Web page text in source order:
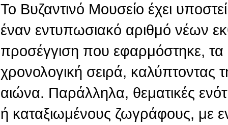
Το Βυζαντινό Μουσείο έχει υποστεί
έναν εντυπωσιακό αριθμό νέων
προσέγγιση που εφαρμόστηκε, τα
χρονολογική σειρά, καλύπτοντας
αιώνα. Παράλληλα, θεματικές
ή καταξιωμένους ζωγράφους, με